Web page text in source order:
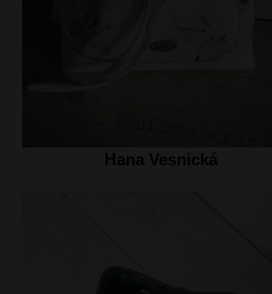
Hana Vesnická